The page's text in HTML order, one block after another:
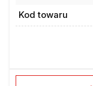
Kod towaru